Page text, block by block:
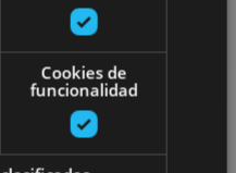
plans
to round off your trip in
Cookies de
funcionalidad